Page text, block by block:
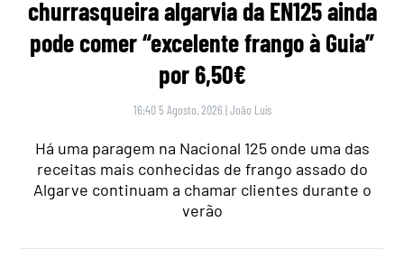
churrasqueira algarvia da EN125 ainda
pode comer “excelente frango à Guia”
por 6,50€
16:40 5 Agosto, 2026 |João Luís
Há uma paragem na Nacional 125 onde uma das
receitas mais conhecidas de frango assado do
Algarve continuam a chamar clientes durante o
verão